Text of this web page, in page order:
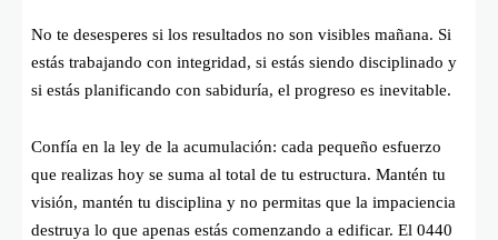
No te desesperes si los resultados no son visibles mañana. Si
estás trabajando con integridad, si estás siendo disciplinado y
si estás planificando con sabiduría, el progreso es inevitable.
Confía en la ley de la acumulación: cada pequeño esfuerzo
que realizas hoy se suma al total de tu estructura. Mantén tu
visión, mantén tu disciplina y no permitas que la impaciencia
destruya lo que apenas estás comenzando a edificar. El 0440